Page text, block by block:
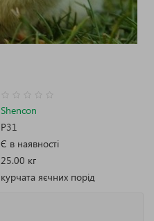
Shencon
P31
Є в наявності
25.00 кг
курчата яєчних порід